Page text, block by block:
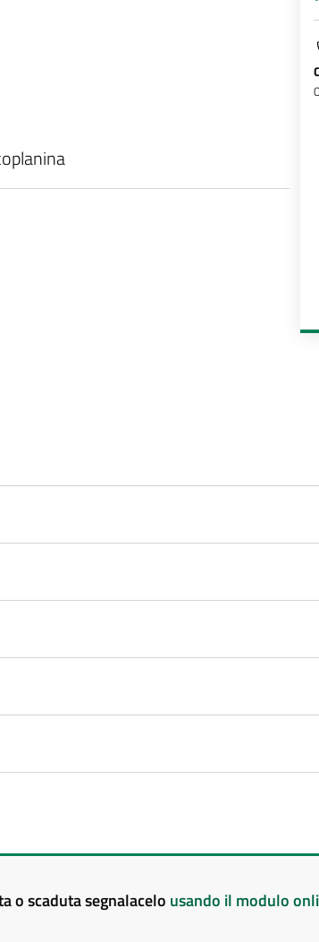
o scaduta segnalacelo usando il modulo